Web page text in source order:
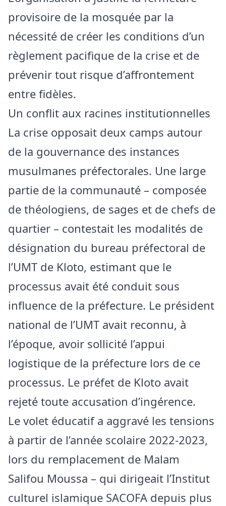
provisoire de la mosquée par la
nécessité de créer les conditions d’un
règlement pacifique de la crise et de
prévenir tout risque d’affrontement
entre fidèles.
Un conflit aux racines institutionnelles
La crise opposait deux camps autour
de la gouvernance des instances
musulmanes préfectorales. Une large
partie de la communauté – composée
de théologiens, de sages et de chefs de
quartier – contestait les modalités de
désignation du bureau préfectoral de
l’UMT de Kloto, estimant que le
processus avait été conduit sous
influence de la préfecture. Le président
national de l’UMT avait reconnu, à
l’époque, avoir sollicité l’appui
logistique de la préfecture lors de ce
processus. Le préfet de Kloto avait
rejeté toute accusation d’ingérence.
Le volet éducatif a aggravé les tensions
à partir de l’année scolaire 2022-2023,
lors du remplacement de Malam
Salifou Moussa – qui dirigeait l’Institut
culturel islamique SACOFA depuis plus